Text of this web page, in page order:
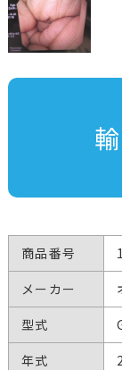
商品番号
メーカー
型式
年式